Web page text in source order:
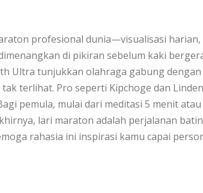
profesional dunia—visualisasi
di pikiran sebelum kaki
Ultra tunjukkan olahraga gabung
terlihat. Pro seperti Kipchoge dan
pemula, mulai dari meditasi 5 menit
lari maraton adalah perjalanan
rahasia ini inspirasi kamu capai